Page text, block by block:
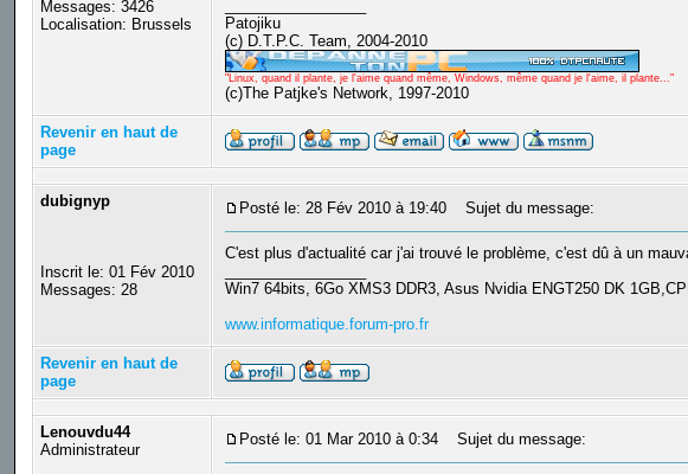
Messages: 3426
Localisation: Brussels
Patojiku
(c) D.T.P.C. Team, 2004-2010
"Linux, quand il plante, je l'aime quand même, Windows, même quand je l'aime, il plante..."
(c)The Patjke's Network, 1997-2010
Revenir en haut de
page
dubignyp
Inscrit le: 01 Fév 2010
Messages: 28
Posté le: 28 Fév 2010 à 19:40 Sujet du message:
C'est plus d'actualité car j'ai trouvé le problème, c'est dû à un
Win7 64bits, 6Go XMS3 DDR3, Asus Nvidia ENGT250 DK
www.informatique.forum-pro.fr
Revenir en haut de
page
Lenouvdu44
Administrateur
Posté le: 01 Mar 2010 à 0:34 Sujet du message: